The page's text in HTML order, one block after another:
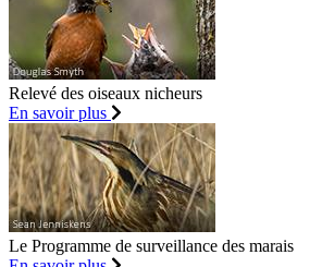
Relevé des oiseaux nicheurs
En savoir plus
Le Programme de surveillance des marais